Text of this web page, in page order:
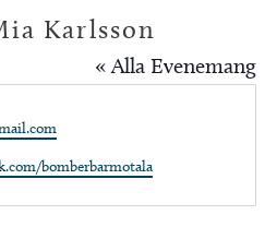
Karlsson
« Alla Evenemang
bomberbarmotala